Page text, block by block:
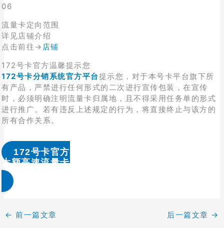
06
流量卡定向范围
详见店铺介绍
点击前往→ 店铺
172号卡官方温馨提示您
172号卡分销系统官方平台提示您，对于本号卡平台旗下所
有产品，严禁进行任何形式的二次进行宣传包装，在宣传
时，必须明确注明流量卡归属地，且不得采用任务单的形式
进行推广。若有违反上述规定的行为，将直接终止与该方的
所有合作关系。
172号卡官方
大额高速流量卡办理 & 流量卡代理加盟
← 前一篇文章 后一篇文章 →